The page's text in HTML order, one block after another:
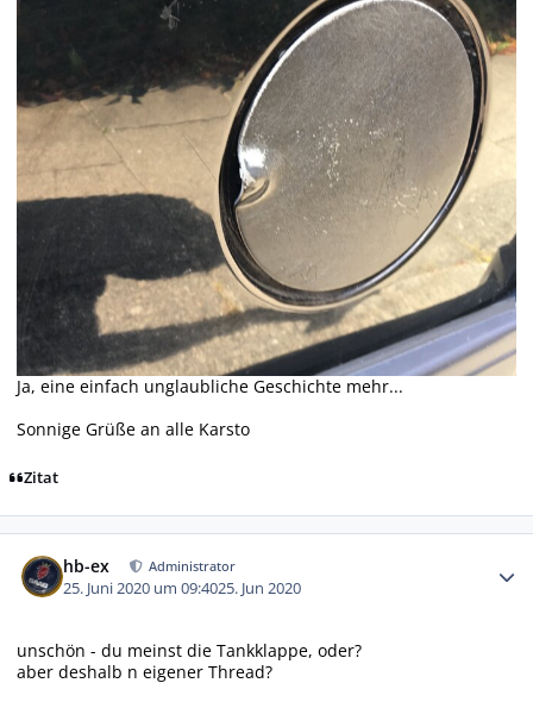
Ja, eine einfach unglaubliche Geschichte mehr...
Sonnige Grüße an alle Karsto
Zitat
hb-ex Administrator
25. Juni 2020 um 09:4025. Jun 2020
unschön - du meinst die Tankklappe, oder?
aber deshalb n eigener Thread?